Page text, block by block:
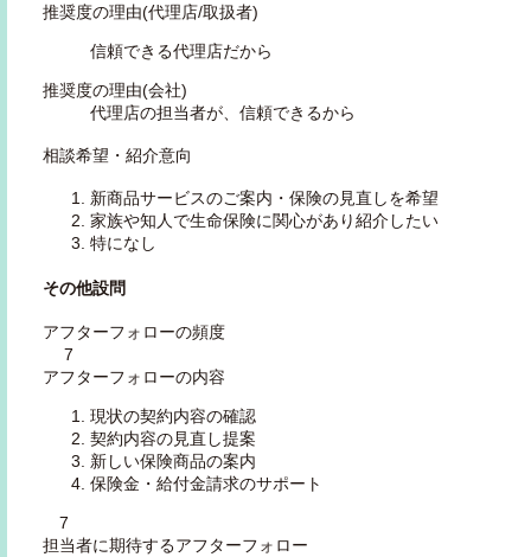
推奨度の理由(代理店/取扱者)
信頼できる代理店だから
推奨度の理由(会社)
代理店の担当者が、信頼できるから
相談希望・紹介意向
新商品サービスのご案内・保険の見直しを希望
家族や知人で生命保険に関心があり紹介したい
特になし
その他設問
アフターフォローの頻度
7
アフターフォローの内容
現状の契約内容の確認
契約内容の見直し提案
新しい保険商品の案内
保険金・給付金請求のサポート
7
担当者に期待するアフターフォロー